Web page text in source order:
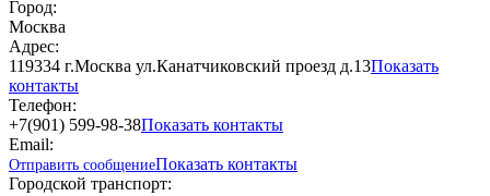
Город:
Москва
Адрес:
119334 г.Москва ул.Канатчиковский проезд д.13Показать
контакты
Телефон:
+7(901) 599-98-38Показать контакты
Email:
Отправить сообщениеПоказать контакты
Городской транспорт: